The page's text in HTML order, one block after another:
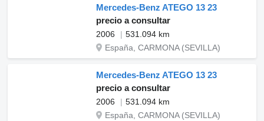
Mercedes-Benz ATEGO 13 23
precio a consultar
2006
531.094 km
España, CARMONA (SEVILLA)
Mercedes-Benz ATEGO 13 23
precio a consultar
2006
531.094 km
España, CARMONA (SEVILLA)